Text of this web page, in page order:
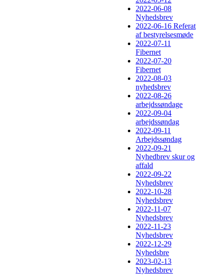
2022-06-08
Nyhedsbrev
2022-06-16 Referat
af bestyrelsesmøde
2022-07-11
Fibernet
2022-07-20
Fibernet
2022-08-03
nyhedsbrev
2022-08-26
arbejdssøndage
2022-09-04
arbejdssøndag
2022-09-11
Arbejdssøndag
2022-09-21
Nyhedbrev skur og
affald
2022-09-22
Nyhedsbrev
2022-10-28
Nyhedsbrev
2022-11-07
Nyhedsbrev
2022-11-23
Nyhedsbrev
2022-12-29
Nyhedsbre
2023-02-13
Nyhedsbrev